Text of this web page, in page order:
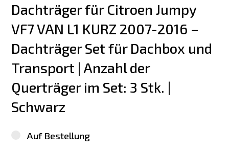
Dachträger für Citroen Jumpy
VF7 VAN L1 KURZ 2007-2016 –
Dachträger Set für Dachbox und
Transport | Anzahl der
Querträger im Set: 3 Stk. |
Schwarz
Auf Bestellung